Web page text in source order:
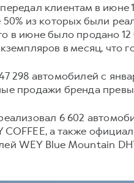
передал клиентам в июне
50% из которых были
в июне было продано
в месяц, что
298 автомобилей с
продажи бренда
6 602
COFFEE, а также
WEY Blue Mountain